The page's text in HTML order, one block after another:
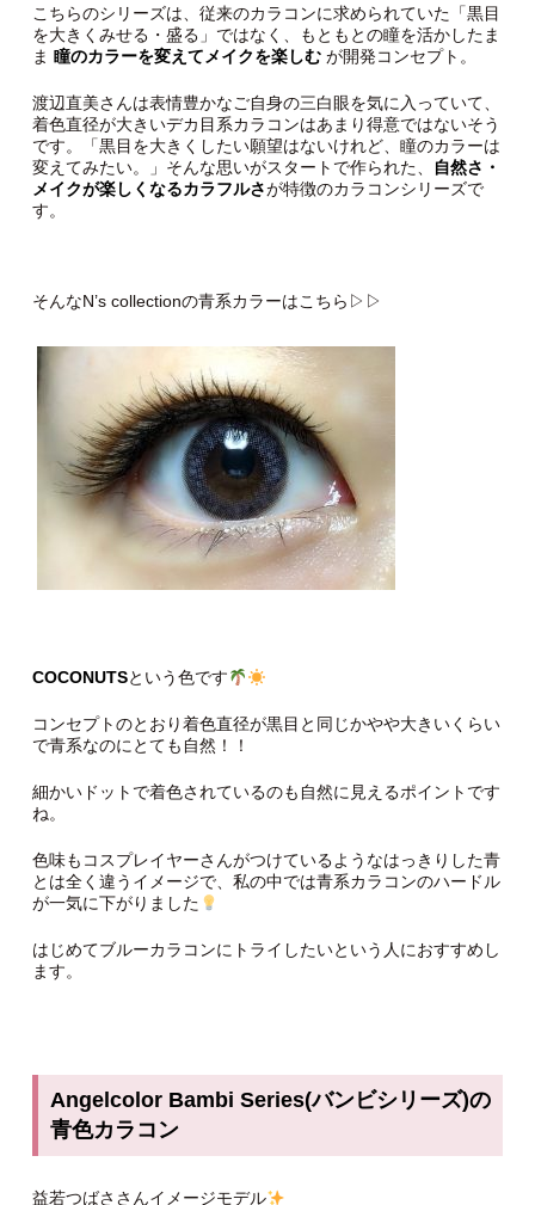
こちらのシリーズは、従来のカラコンに求められていた「黒目
を大きくみせる・盛る」ではなく、もともとの瞳を活かしたま
ま 瞳のカラーを変えてメイクを楽しむ が開発コンセプト。
渡辺直美さんは表情豊かなご自身の三白眼を気に入っていて、
着色直径が大きいデカ目系カラコンはあまり得意ではないそう
です。「黒目を大きくしたい願望はないけれど、瞳のカラーは
変えてみたい。」そんな思いがスタートで作られた、
自然さ・
メイクが楽しくなるカラフルさが特徴のカラコンシリーズで
す。
そんなN’s collectionの青系カラーはこちら▷▷
COCONUTSという色です
コンセプトのとおり着色直径が黒目と同じかやや大きいくらい
で青系なのにとても自然！！
細かいドットで着色されているのも自然に見えるポイントです
ね。
色味もコスプレイヤーさんがつけているようなはっきりした青
とは全く違うイメージで、私の中では青系カラコンのハードル
が一気に下がりました
はじめてブルーカラコンにトライしたいという人におすすめし
ます。
Angelcolor Bambi Series(バンビシリーズ)の
青色カラコン
益若つばささんイメージモデル